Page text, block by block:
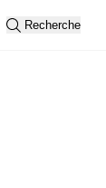
Recherche